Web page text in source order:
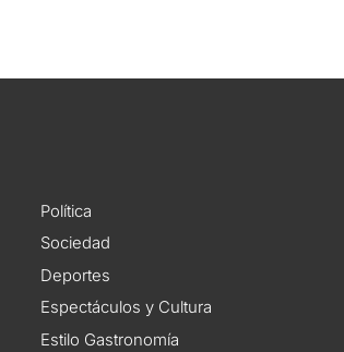
Política
Sociedad
Deportes
Espectáculos y Cultura
Estilo Gastronomía